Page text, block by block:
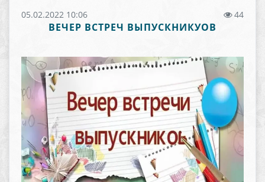
05.02.2022 10:06 44
ВЕЧЕР ВСТРЕЧ ВЫПУСКНИКУОВ